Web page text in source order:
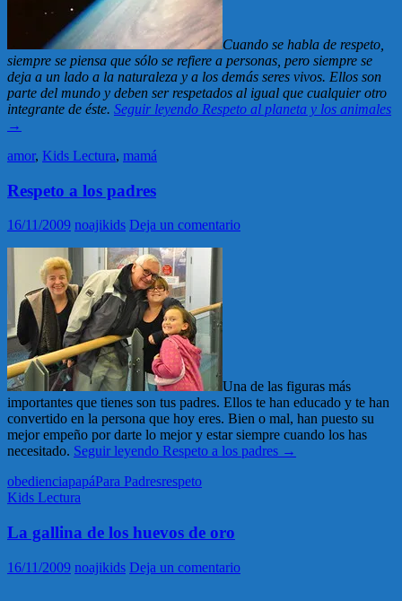
Cuando se habla de respeto,
siempre se piensa que sólo se refiere a personas, pero siempre se
deja a un lado a la naturaleza y a los demás seres vivos. Ellos son
parte del mundo y deben ser respetados al igual que cualquier otro
integrante de éste. Seguir leyendo Respeto al planeta y los animales
→
amor, Kids Lectura, mamá
Respeto a los padres
16/11/2009 noajikids Deja un comentario
Una de las figuras más
importantes que tienes son tus padres. Ellos te han educado y te han
convertido en la persona que hoy eres. Bien o mal, han puesto su
mejor empeño por darte lo mejor y estar siempre cuando los has
necesitado. Seguir leyendo Respeto a los padres →
obedienciapapáPara Padresrespeto
Kids Lectura
La gallina de los huevos de oro
16/11/2009 noajikids Deja un comentario